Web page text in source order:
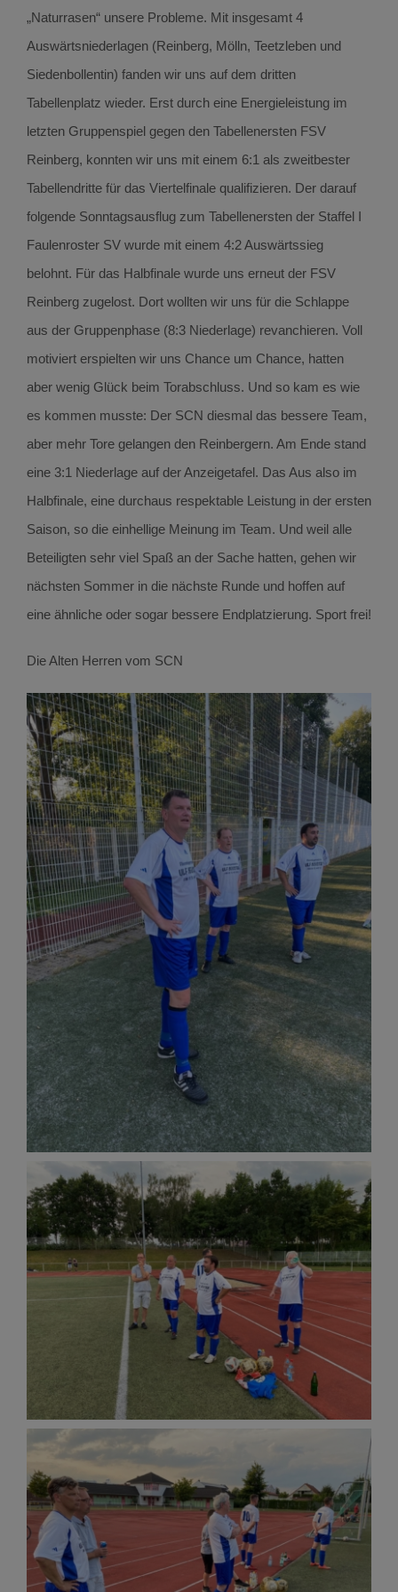
„Naturrasen“ unsere Probleme. Mit insgesamt 4
Auswärtsniederlagen (Reinberg, Mölln, Teetzleben und
Siedenbollentin) fanden wir uns auf dem dritten
Tabellenplatz wieder. Erst durch eine Energieleistung im
letzten Gruppenspiel gegen den Tabellenersten FSV
Reinberg, konnten wir uns mit einem 6:1 als zweitbester
Tabellendritte für das Viertelfinale qualifizieren. Der darauf
folgende Sonntagsausflug zum Tabellenersten der Staffel I
Faulenroster SV wurde mit einem 4:2 Auswärtssieg
belohnt. Für das Halbfinale wurde uns erneut der FSV
Reinberg zugelost. Dort wollten wir uns für die Schlappe
aus der Gruppenphase (8:3 Niederlage) revanchieren. Voll
motiviert erspielten wir uns Chance um Chance, hatten
aber wenig Glück beim Torabschluss. Und so kam es wie
es kommen musste: Der SCN diesmal das bessere Team,
aber mehr Tore gelangen den Reinbergern. Am Ende stand
eine 3:1 Niederlage auf der Anzeigetafel. Das Aus also im
Halbfinale, eine durchaus respektable Leistung in der ersten
Saison, so die einhellige Meinung im Team. Und weil alle
Beteiligten sehr viel Spaß an der Sache hatten, gehen wir
nächsten Sommer in die nächste Runde und hoffen auf
eine ähnliche oder sogar bessere Endplatzierung. Sport frei!
Die Alten Herren vom SCN